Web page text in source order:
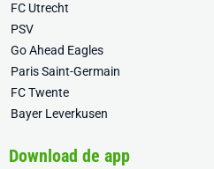
FC Utrecht
PSV
Go Ahead Eagles
Paris Saint-Germain
FC Twente
Bayer Leverkusen
Download de app